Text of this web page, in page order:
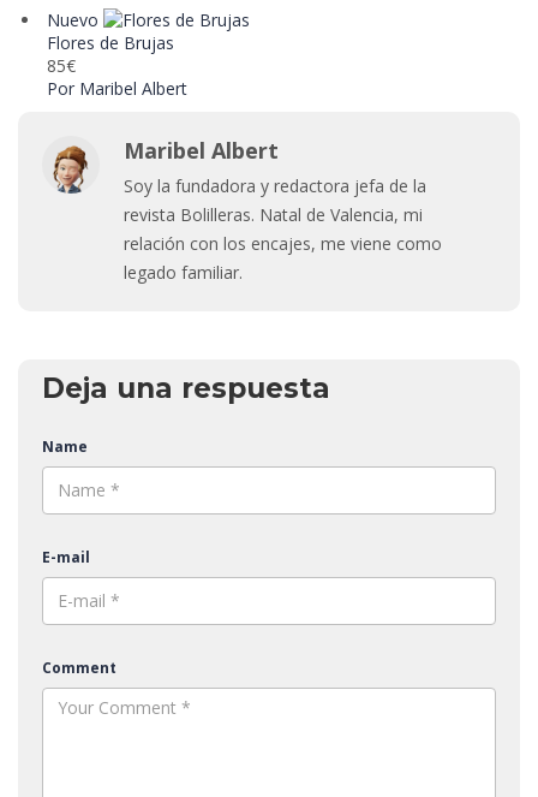
Nuevo
Flores de Brujas
85€
Por Maribel Albert
Maribel Albert
Soy la fundadora y redactora jefa de la
revista Bolilleras. Natal de Valencia, mi
relación con los encajes, me viene como
legado familiar.
Deja una respuesta
Name
E-mail
Comment